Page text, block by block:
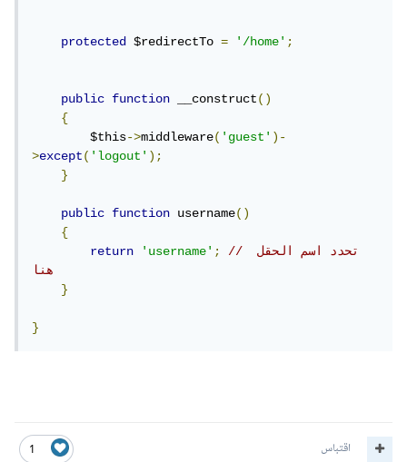
protected $redirectTo = '/home';
public function __construct()
{
        $this
->middleware('guest')-
>except('logout');
}
public function username()
{
return
'username';
// تحدد اسم الحقل
هنا
}
}
1 اقتباس